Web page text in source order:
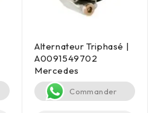
Alternateur Triphasé |
A0091549702
Mercedes
Commander